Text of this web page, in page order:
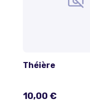
Théière
10,00 €